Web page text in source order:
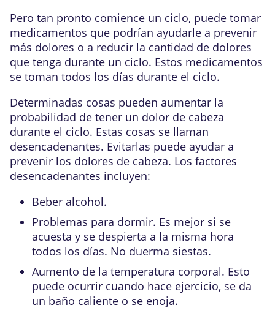
Pero tan pronto comience un ciclo, puede tomar
medicamentos que podrían ayudarle a prevenir
más dolores o a reducir la cantidad de dolores
que tenga durante un ciclo. Estos medicamentos
se toman todos los días durante el ciclo.
Determinadas cosas pueden aumentar la
probabilidad de tener un dolor de cabeza
durante el ciclo. Estas cosas se llaman
desencadenantes. Evitarlas puede ayudar a
prevenir los dolores de cabeza. Los factores
desencadenantes incluyen:
Beber alcohol.
Problemas para dormir. Es mejor si se
acuesta y se despierta a la misma hora
todos los días. No duerma siestas.
Aumento de la temperatura corporal. Esto
puede ocurrir cuando hace ejercicio, se da
un baño caliente o se enoja.